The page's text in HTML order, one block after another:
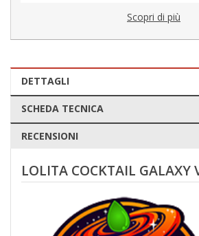
Scopri di più
DETTAGLI
SCHEDA TECNICA
RECENSIONI
LOLITA COCKTAIL GALAXY